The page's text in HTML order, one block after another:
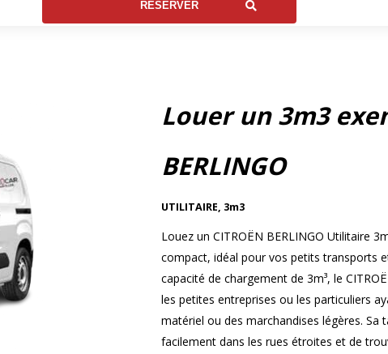
Louer un 3m3
BERLINGO
UTILITAIRE, 3m3
Louez un CITROËN BERLINGO Utilitaire
compact, idéal pour vos petits transports
capacité de chargement de 3m³, le
les petites entreprises ou les particuliers
matériel ou des marchandises légères.
facilement dans les rues étroites et de